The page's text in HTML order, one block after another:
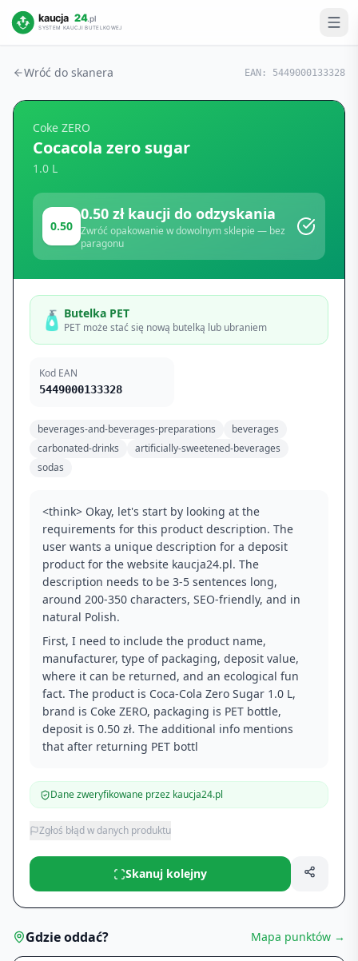
Wróć do skanera EAN: 5449000133328
Coke ZERO
Cocacola zero sugar
1.0 L
0.50
0.50 zł kaucji do odzyskania
Zwróć opakowanie w dowolnym sklepie — bez
paragonu
🧴 Butelka PET
PET może stać się nową butelką lub ubraniem
Kod EAN
5449000133328
beverages-and-beverages-preparations
beverages
carbonated-drinks
artificially-sweetened-beverages
sodas
<think> Okay, let's start by looking at the
requirements for this product description. The
user wants a unique description for a deposit
product for the website kaucja24.pl. The
description needs to be 3-5 sentences long,
around 200-350 characters, SEO-friendly, and in
natural Polish.
First, I need to include the product name,
manufacturer, type of packaging, deposit value,
where it can be returned, and an ecological fun
fact. The product is Coca-Cola Zero Sugar 1.0 L,
brand is Coke ZERO, packaging is PET bottle,
deposit is 0.50 zł. The additional info mentions
that after returning PET bottl
Dane zweryfikowane przez kaucja24.pl
Zgłoś błąd w danych produktu
Skanuj kolejny
Gdzie oddać? Mapa punktów →